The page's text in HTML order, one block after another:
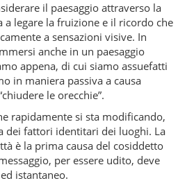
il paesaggio attraverso la
a legare la fruizione e il ricordo che
a sensazioni visive. In
anche in un paesaggio
appena, di cui siamo assuefatti
in maniera passiva a causa
le orecchie”.
rapidamente si sta modificando,
dei fattori identitari dei luoghi. La
è la prima causa del cosiddetto
per essere udito, deve
istantaneo.